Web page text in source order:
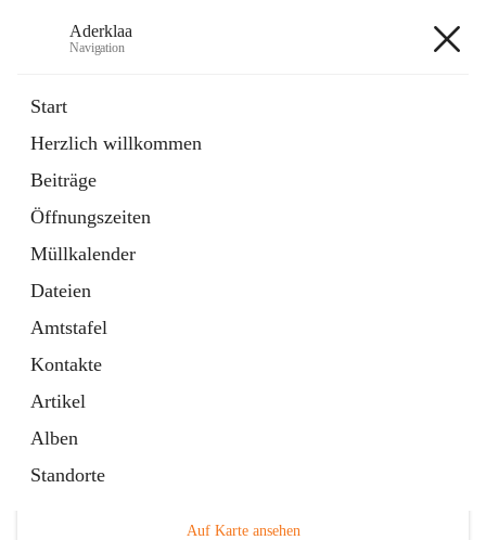
Aderklaa
Navigation
Start
Herzlich willkommen
Beiträge
Öffnungszeiten
Müllkalender
Dateien
Amtstafel
Kontakte
Artikel
Alben
Standorte
6 Schnellzugriffe
Gemeinde
3 Schnellzugriffe
Auf Karte ansehen